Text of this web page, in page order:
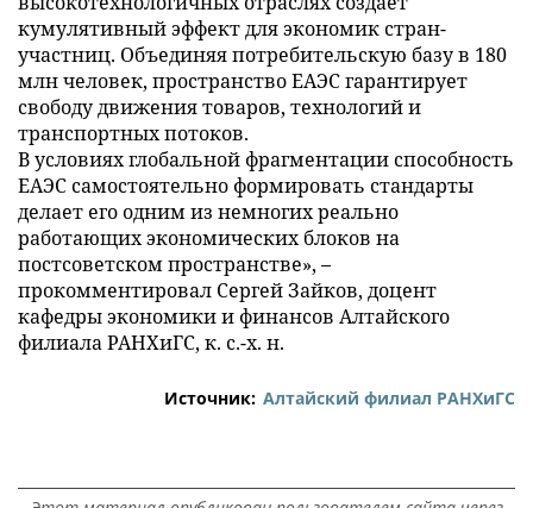
кумулятивный эффект для экономик стран-
участниц. Объединяя потребительскую базу в 180
млн человек, пространство ЕАЭС гарантирует
свободу движения товаров, технологий и
транспортных потоков.
В условиях глобальной фрагментации способность
ЕАЭС самостоятельно формировать стандарты
делает его одним из немногих реально
работающих экономических блоков на
постсоветском пространстве», –
прокомментировал Сергей Зайков, доцент
кафедры экономики и финансов Алтайского
филиала РАНХиГС, к. с.-х. н.
Источник: Алтайский филиал РАНХиГС